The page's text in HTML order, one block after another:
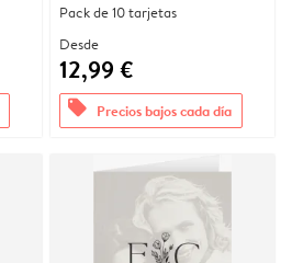
Pack de 10 tarjetas
Desde
12,99 €
offers Precios bajos cada día